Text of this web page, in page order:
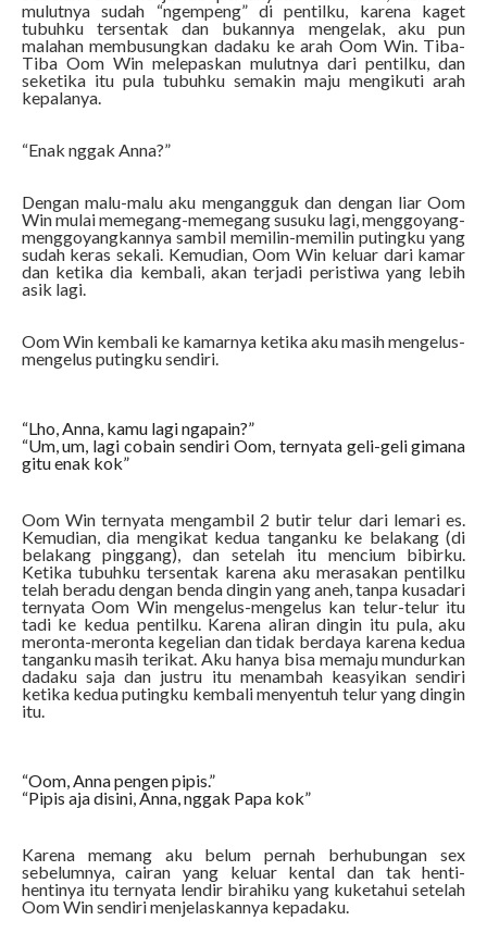
mulutnya sudah “ngempeng” di pentilku, karena kaget
tubuhku tersentak dan bukannya mengelak, aku pun
malahan membusungkan dadaku ke arah Oom Win. Tiba-
Tiba Oom Win melepaskan mulutnya dari pentilku, dan
seketika itu pula tubuhku semakin maju mengikuti arah
kepalanya.
“Enak nggak Anna?”
Dengan malu-malu aku mengangguk dan dengan liar Oom
Win mulai memegang-memegang susuku lagi, menggoyang-
menggoyangkannya sambil memilin-memilin putingku yang
sudah keras sekali. Kemudian, Oom Win keluar dari kamar
dan ketika dia kembali, akan terjadi peristiwa yang lebih
asik lagi.
Oom Win kembali ke kamarnya ketika aku masih mengelus-
mengelus putingku sendiri.
“Lho, Anna, kamu lagi ngapain?”
“Um, um, lagi cobain sendiri Oom, ternyata geli-geli gimana
gitu enak kok”
Oom Win ternyata mengambil 2 butir telur dari lemari es.
Kemudian, dia mengikat kedua tanganku ke belakang (di
belakang pinggang), dan setelah itu mencium bibirku.
Ketika tubuhku tersentak karena aku merasakan pentilku
telah beradu dengan benda dingin yang aneh, tanpa kusadari
ternyata Oom Win mengelus-mengelus kan telur-telur itu
tadi ke kedua pentilku. Karena aliran dingin itu pula, aku
meronta-meronta kegelian dan tidak berdaya karena kedua
tanganku masih terikat. Aku hanya bisa memaju mundurkan
dadaku saja dan justru itu menambah keasyikan sendiri
ketika kedua putingku kembali menyentuh telur yang dingin
itu.
“Oom, Anna pengen pipis.”
“Pipis aja disini, Anna, nggak Papa kok”
Karena memang aku belum pernah berhubungan sex
sebelumnya, cairan yang keluar kental dan tak henti-
hentinya itu ternyata lendir birahiku yang kuketahui setelah
Oom Win sendiri menjelaskannya kepadaku.